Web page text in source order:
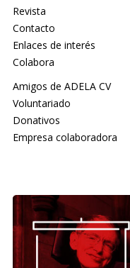
Revista
Contacto
Enlaces de interés
Colabora
Amigos de ADELA CV
Voluntariado
Donativos
Empresa colaboradora